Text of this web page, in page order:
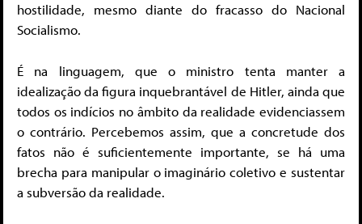
hostilidade, mesmo diante do fracasso do Nacional
Socialismo.
É na linguagem, que o ministro tenta manter a
idealização da figura inquebrantável de Hitler, ainda que
todos os indícios no âmbito da realidade evidenciassem
o contrário. Percebemos assim, que a concretude dos
fatos não é suficientemente importante, se há uma
brecha para manipular o imaginário coletivo e sustentar
a subversão da realidade.